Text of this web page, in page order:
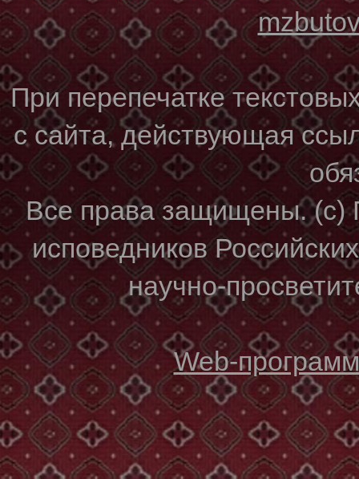
При перепечатке
с сайта, действующая
Все права защищены. (с)
исповедников
научно-
Web-